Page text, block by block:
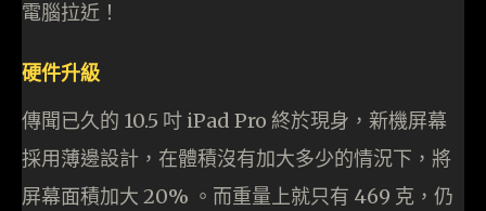
電腦拉近！
硬件升級
傳聞已久的 10.5 吋 iPad Pro 終於現身，新機屏幕
採用薄邊設計，在體積沒有加大多少的情況下，將
屏幕面積加大 20% 。而重量上就只有 469 克，仍